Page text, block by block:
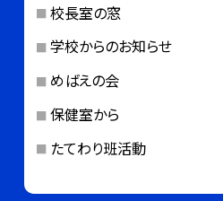
校長室の窓
学校からのお知らせ
めばえの会
保健室から
たてわり班活動